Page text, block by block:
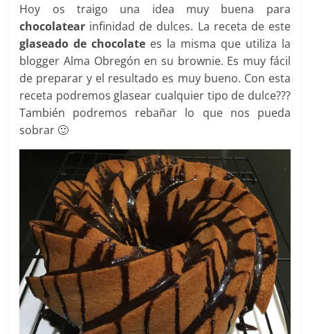
Hoy os traigo una idea muy buena para
chocolatear infinidad de dulces. La receta de este
glaseado de chocolate es la misma que utiliza la
blogger Alma Obregón en su brownie. Es muy fácil
de preparar y el resultado es muy bueno. Con esta
receta podremos glasear cualquier tipo de dulce???
También podremos rebañar lo que nos pueda
sobrar 🙂